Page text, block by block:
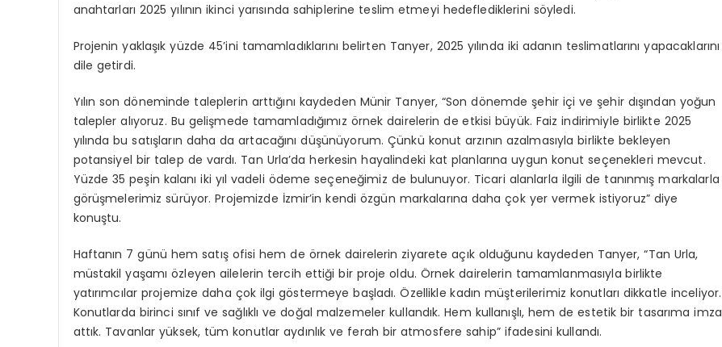
anahtarları 2025 yılının ikinci yarısında sahiplerine teslim etmeyi hedeflediklerini söyledi.
Projenin yaklaşık yüzde 45’ini tamamladıklarını belirten Tanyer, 2025 yılında iki adanın teslimatlarını yapacaklarını
dile getirdi.
Yılın son döneminde taleplerin arttığını kaydeden Münir Tanyer, “Son dönemde şehir içi ve şehir dışından yoğun
talepler alıyoruz. Bu gelişmede tamamladığımız örnek dairelerin de etkisi büyük. Faiz indirimiyle birlikte 2025
yılında bu satışların daha da artacağını düşünüyorum. Çünkü konut arzının azalmasıyla birlikte bekleyen
potansiyel bir talep de vardı. Tan Urla’da herkesin hayalindeki kat planlarına uygun konut seçenekleri mevcut.
Yüzde 35 peşin kalanı iki yıl vadeli ödeme seçeneğimiz de bulunuyor. Ticari alanlarla ilgili de tanınmış markalarla
görüşmelerimiz sürüyor. Projemizde İzmir’in kendi özgün markalarına daha çok yer vermek istiyoruz” diye
konuştu.
Haftanın 7 günü hem satış ofisi hem de örnek dairelerin ziyarete açık olduğunu kaydeden Tanyer, “Tan Urla,
müstakil yaşamı özleyen ailelerin tercih ettiği bir proje oldu. Örnek dairelerin tamamlanmasıyla birlikte
yatırımcılar projemize daha çok ilgi göstermeye başladı. Özellikle kadın müşterilerimiz konutları dikkatle inceliyor.
Konutlarda birinci sınıf ve sağlıklı ve doğal malzemeler kullandık. Hem kullanışlı, hem de estetik bir tasarıma imza
attık. Tavanlar yüksek, tüm konutlar aydınlık ve ferah bir atmosfere sahip” ifadesini kullandı.